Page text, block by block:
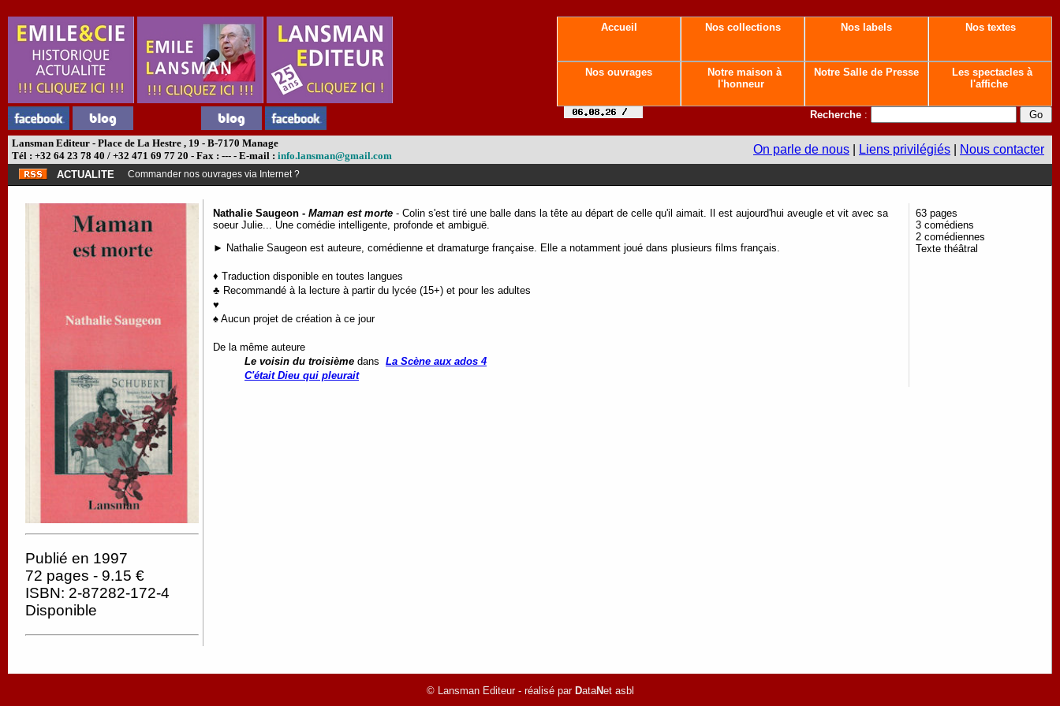
Accueil Nos collections Nos labels Nos textes
Nos ouvrages
Notre maison à
l'honneur
Notre Salle de Presse
Les spectacles à
l'affiche
Recherche :
Lansman Editeur - Place de La Hestre , 19 - B-7170 Manage
Tél : +32 64 23 78 40 / +32 471 69 77 20 - Fax : --- - E-mail : info.lansman@gmail.com On parle de nous Liens privilégiés Nous contacter
ACTUALITE Commander nos ouvrages via Internet ?
Publié en 1997
72 pages - 9.15 €
ISBN: 2-87282-172-4
Disponible
Nathalie Saugeon - Maman est morte - Colin s'est tiré une balle dans la tête au départ de celle qu'il aimait. Il est aujourd'hui aveugle et vit avec sa
soeur Julie... Une comédie intelligente, profonde et ambiguë.
► Nathalie Saugeon est auteure, comédienne et dramaturge française. Elle a notamment joué dans plusieurs films français.
♦ Traduction disponible en toutes langues
♣ Recommandé à la lecture à partir du lycée (15+) et pour les adultes
♥
♠ Aucun projet de création à ce jour
De la même auteure
Le voisin du troisième dans La Scène aux ados 4
C'était Dieu qui pleurait
63 pages
3 comédiens
2 comédiennes
Texte théâtral
© Lansman Editeur - réalisé par DataNet asbl